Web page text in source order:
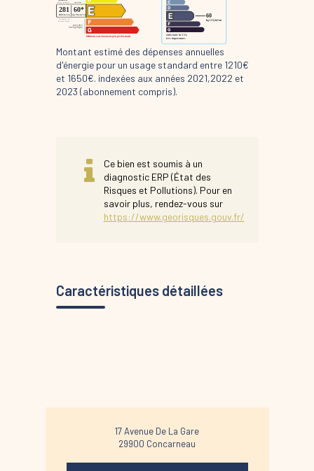
Montant estimé des dépenses annuelles
d'énergie pour un usage standard entre 1210€
et 1650€. indexées aux années 2021,2022 et
2023 (abonnement compris).
Ce bien est soumis à un
diagnostic ERP (État des
Risques et Pollutions). Pour en
savoir plus, rendez-vous sur
https://www.georisques.gouv.fr/
Caractéristiques détaillées
17 Avenue De La Gare
29900 Concarneau